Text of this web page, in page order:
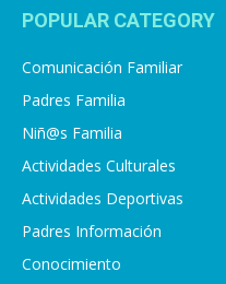
POPULAR CATEGORY
Comunicación Familiar
Padres Familia
Niñ@s Familia
Actividades Culturales
Actividades Deportivas
Padres Información
Conocimiento